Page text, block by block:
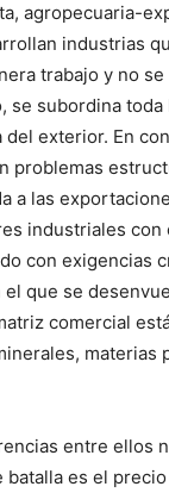
agropecuaria-
industrias
trabajo y no se
se subordina toda
del exterior. En
problemas
a las
industriales con
con exigencias
que se
comercial
materias
entre ellos
batalla es el